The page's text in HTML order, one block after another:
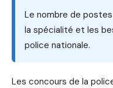
Le nombre de
la spécialité et les
police nationale.
Les concours de la